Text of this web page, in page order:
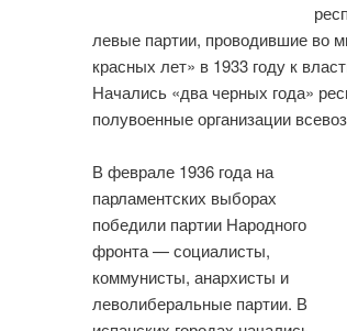
левые партии, проводившие во
красных лет» в 1933 году к
Начались «два черных года»
полувоенные организации
В феврале 1936 года на
парламентских выборах
победили партии Народного
фронта — социалисты,
коммунисты, анархисты и
леволиберальные партии. В